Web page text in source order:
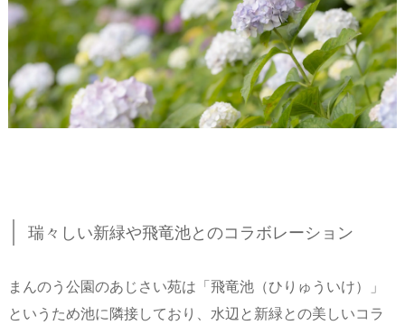
瑞々しい新緑や飛竜池とのコラボレーション
まんのう公園のあじさい苑は「飛竜池（ひりゅういけ）」
というため池に隣接しており、水辺と新緑との美しいコラ